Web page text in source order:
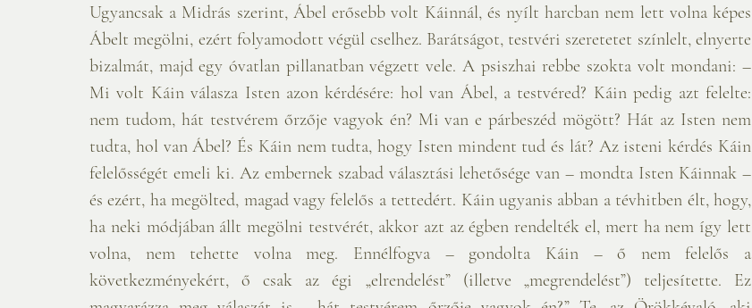
Ugyancsak a Midrás szerint, Ábel erősebb volt Káinnál, és nyílt harcban nem lett volna képes
Ábelt megölni, ezért folyamodott végül cselhez. Barátságot, testvéri szeretetet színlelt, elnyerte
bizalmát, majd egy óvatlan pillanatban végzett vele. A psiszhai rebbe szokta volt mondani: –
Mi volt Káin válasza Isten azon kérdésére: hol van Ábel, a testvéred? Káin pedig azt felelte:
nem tudom, hát testvérem őrzője vagyok én? Mi van e párbeszéd mögött? Hát az Isten nem
tudta, hol van Ábel? És Káin nem tudta, hogy Isten mindent tud és lát? Az isteni kérdés Káin
felelősségét emeli ki. Az embernek szabad választási lehetősége van – mondta Isten Káinnak –
és ezért, ha megölted, magad vagy felelős a tettedért. Káin ugyanis abban a tévhitben élt, hogy,
ha neki módjában állt megölni testvérét, akkor azt az égben rendelték el, mert ha nem így lett
volna, nem tehette volna meg. Ennélfogva – gondolta Káin – ő nem felelős a
következményekért, ő csak az égi „elrendelést” (illetve „megrendelést”) teljesítette. Ez